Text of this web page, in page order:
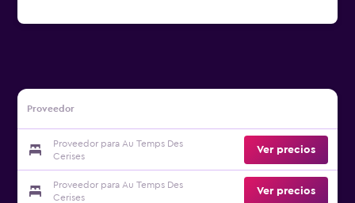
Proveedor
Proveedor para Au Temps Des
Cerises
Ver precios
Proveedor para Au Temps Des
Cerises
Ver precios